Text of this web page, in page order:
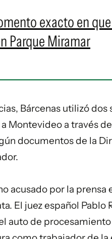
exacto en
Parque Miramar
Bárcenas utilizó
Montevideo a través
documentos de la
acusado por la
El juez español
auto de